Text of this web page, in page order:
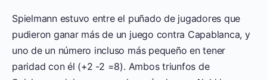
Spielmann estuvo entre el puñado de jugadores que
pudieron ganar más de un juego contra Capablanca, y
uno de un número incluso más pequeño en tener
paridad con él (+2 -2 =8). Ambos triunfos de